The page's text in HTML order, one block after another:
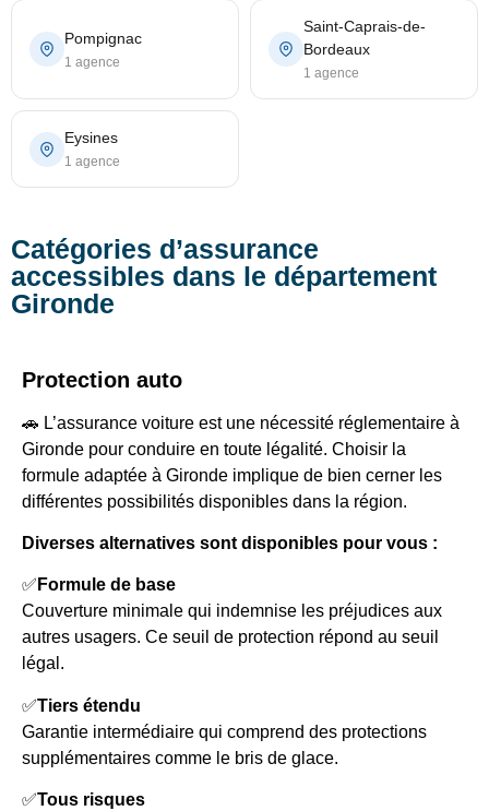
Pompignac
1 agence
Saint-Caprais-de-
Bordeaux
1 agence
Eysines
1 agence
Catégories d’assurance
accessibles dans le département
Gironde
Protection auto
🚗 L’assurance voiture est une nécessité réglementaire à
Gironde pour conduire en toute légalité. Choisir la
formule adaptée à Gironde implique de bien cerner les
différentes possibilités disponibles dans la région.
Diverses alternatives sont disponibles pour vous :
✅ Formule de base
Couverture minimale qui indemnise les préjudices aux
autres usagers. Ce seuil de protection répond au seuil
légal.
✅Tiers étendu
Garantie intermédiaire qui comprend des protections
supplémentaires comme le bris de glace.
✅Tous risques